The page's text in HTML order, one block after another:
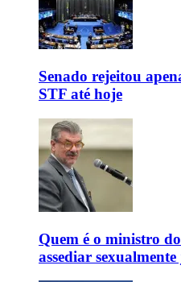
Senado rejeitou
STF até hoje
Quem é o ministro
assediar